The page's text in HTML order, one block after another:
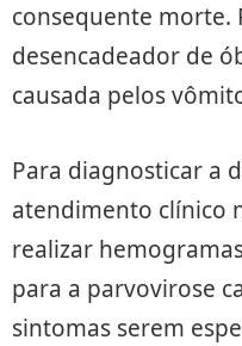
consequente
desencadeador de
causada pelos
Para diagnosticar a
atendimento clínico
realizar
para a parvovirose
sintomas serem